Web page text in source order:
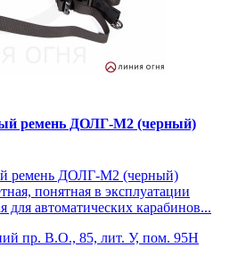
ремень ДОЛГ-М2 (черный)
ремень ДОЛГ-М2 (черный)
понятная в эксплуатации
для автоматических карабинов...
пр. В.О., 85, лит. У, пом. 95Н